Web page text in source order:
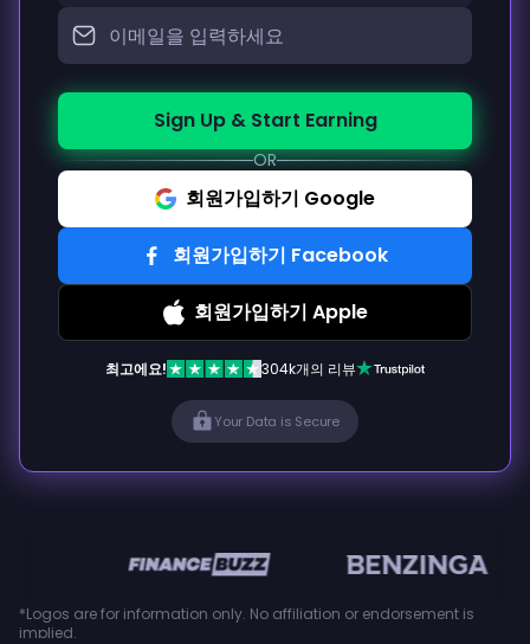
Sign Up & Start Earning
OR
회원가입하기 Google
회원가입하기 Facebook
회원가입하기 Apple
최고에요! 304k개의 리뷰
Your Data is Secure
*Logos are for information only. No affiliation or endorsement is
implied.